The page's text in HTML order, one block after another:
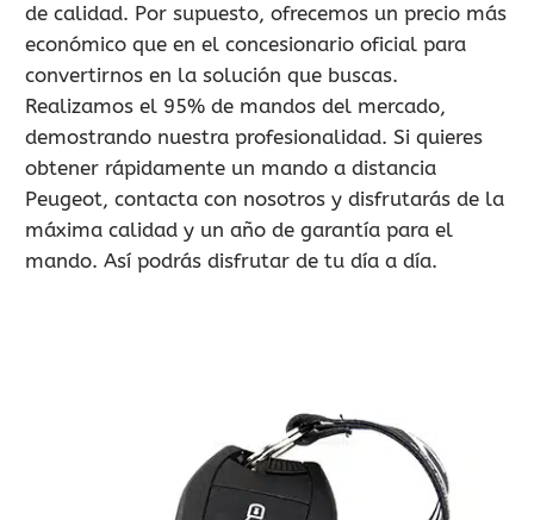
de calidad. Por supuesto, ofrecemos un precio más
económico que en el concesionario oficial para
convertirnos en la solución que buscas.
Realizamos el 95% de mandos del mercado,
demostrando nuestra profesionalidad. Si quieres
obtener rápidamente un mando a distancia
Peugeot, contacta con nosotros y disfrutarás de la
máxima calidad y un año de garantía para el
mando. Así podrás disfrutar de tu día a día.